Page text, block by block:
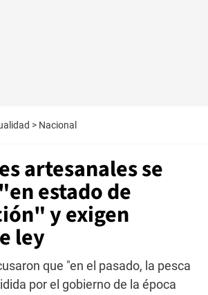
> Nacional
artesanales se
estado de
y exigen
ley
que "en el pasado, la pesca
por el gobierno de la época